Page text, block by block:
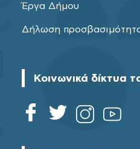
Έργα Δήμου
Δήλωση
Κοινωνικά δίκτυα